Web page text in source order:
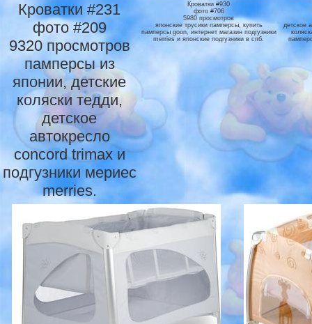
Кроватки #231
фото #209
9320 просмотров
памперсы из
японии, детские
коляски тедди,
детское
автокресло
concord trimax и
подгузники мериес
merries.
Кроватки #930
фото #706
5980 просмотров
японские трусики памперсы, купить
памперсы goon, интернет магазин подгузники
merries и японские подгузники в спб.
детское